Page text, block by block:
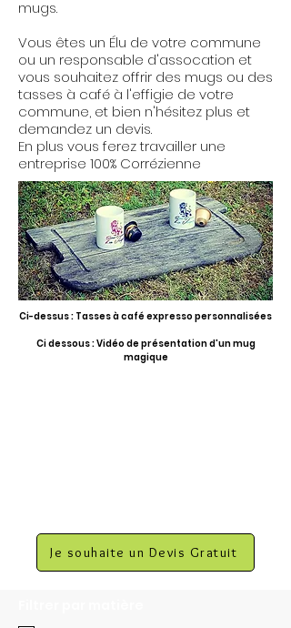
mugs.
Vous êtes un Élu de votre commune
ou un responsable d'assocation et
vous souhaitez offrir des mugs ou des
tasses à café à l'effigie de votre
commune, et bien n'hésitez plus et
demandez un devis.
En plus vous ferez travailler une
entreprise 100% Corrézienne
Ci-dessus : Tasses à café expresso personnalisées
Ci dessous : Vidéo de présentation d'un mug
magique
Je souhaite un Devis Gratuit